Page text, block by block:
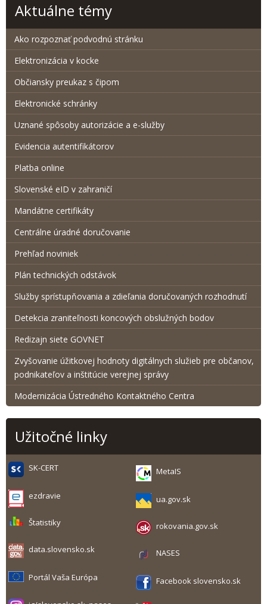
Aktuálne témy
Ako rozpoznať podvodnú stránku
Elektronizácia v kocke
Občiansky preukaz s čipom
Elektronické schránky
Uznané spôsoby autorizácie a e-služby
Evidencia autentifikátorov
Platba online
Slovenské eID v zahraničí
Mandátne certifikáty
Centrálne úradné doručovanie
Prehľad noviniek
Plán technických odstávok
Služby sprístupňovania a zdieľania doručovaných rozhodnutí
Detekcia zraniteľnosti koncových obslužných bodov
Redizajn siete GOVNET
Zvyšovanie úžitkovej hodnoty digitálnych služieb pre občanov,
podnikateľov a inštitúcie verejnej správy
Modernizácia Ústredného Kontaktného Centra
Užitočné linky
SK-CERT MetaIS
ezdravie ua.gov.sk
Štatistiky rokovania.gov.sk
data.slovensko.sk NASES
Portál Vaša Európa Facebook slovensko.sk